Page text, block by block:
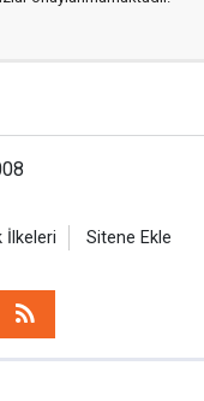
İlkeleri Sitene Ekle